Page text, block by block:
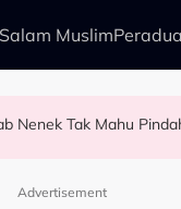
Salam Muslim
Setiap Hari
Nenek Tak Mahu
Aziz, Minta Netizen Berhenti
Advertisement